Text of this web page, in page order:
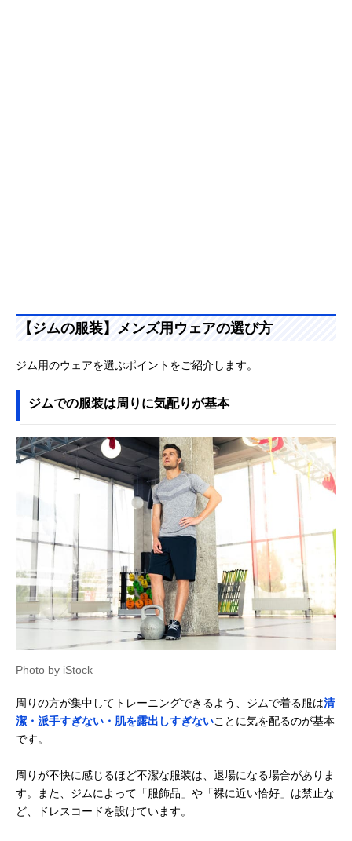
【ジムの服装】メンズ用ウェアの選び方
ジム用のウェアを選ぶポイントをご紹介します。
ジムでの服装は周りに気配りが基本
Photo by iStock
周りの方が集中してトレーニングできるよう、ジムで着る服は清
潔・派手すぎない・肌を露出しすぎないことに気を配るのが基本
です。
周りが不快に感じるほど不潔な服装は、退場になる場合がありま
す。また、ジムによって「服飾品」や「裸に近い恰好」は禁止な
ど、ドレスコードを設けています。